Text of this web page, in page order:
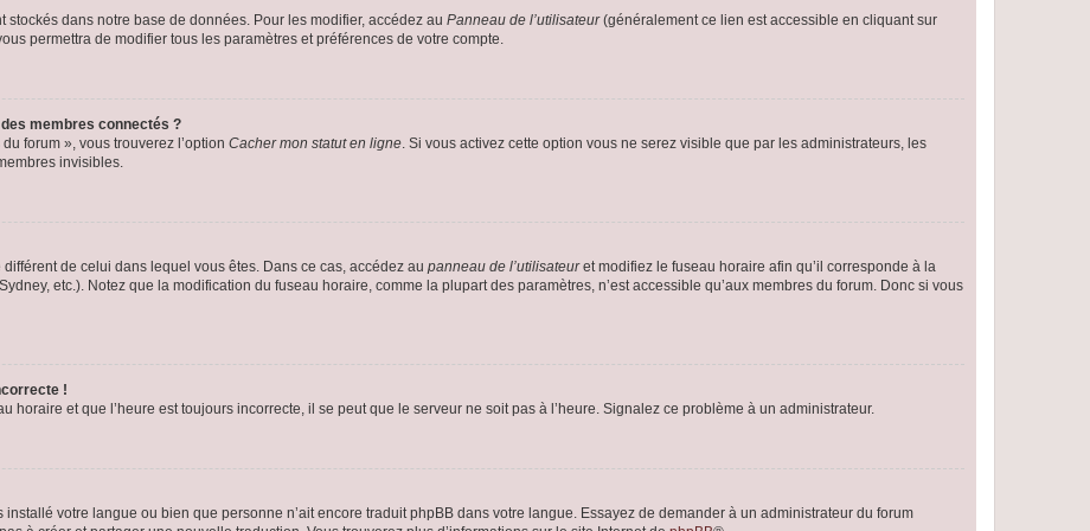
dans notre base de données. Pour les modifier, accédez au Panneau de l’utilisateur(généralement ce lien est accessible en cliquant sur
permettra de modifier tous les paramètres et préférences de votre compte.
membres connectés ?
forum », vous trouverez l’option Cacher mon statut en ligne. Si vous activez cette option vous ne serez visible que par les administrateurs, les
invisibles.
de celui dans lequel vous êtes. Dans ce cas, accédez au panneau de l’utilisateuret modifiez le fuseau horaire afin qu’il corresponde à la
etc.). Notez que la modification du fuseau horaire, comme la plupart des paramètres, n’est accessible qu’aux membres du forum. Donc si vous
!
horaire et que l’heure est toujours incorrecte, il se peut que le serveur ne soit pas à l’heure. Signalez ce problème à un administrateur.
installé votre langue ou bien que personne n’ait encore traduit phpBB dans votre langue. Essayez de demander à un administrateur du forum